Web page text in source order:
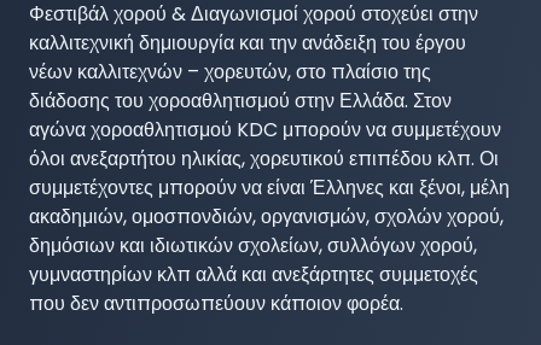
Φεστιβάλ χορού & Διαγωνισμοί χορού στοχεύει στην
καλλιτεχνική δημιουργία και την ανάδειξη του έργου
νέων καλλιτεχνών – χορευτών, στο πλαίσιο της
διάδοσης του χοροαθλητισμού στην Ελλάδα. Στον
αγώνα χοροαθλητισμού KDC μπορούν να συμμετέχουν
όλοι ανεξαρτήτου ηλικίας, χορευτικού επιπέδου κλπ. Οι
συμμετέχοντες μπορούν να είναι Έλληνες και ξένοι, μέλη
ακαδημιών, ομοσπονδιών, οργανισμών, σχολών χορού,
δημόσιων και ιδιωτικών σχολείων, συλλόγων χορού,
γυμναστηρίων κλπ αλλά και ανεξάρτητες συμμετοχές
που δεν αντιπροσωπεύουν κάποιον φορέα.